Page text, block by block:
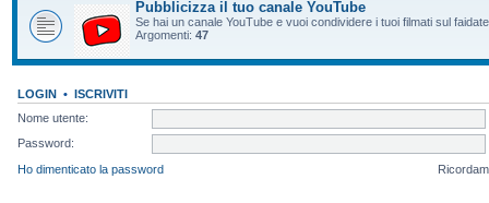
Pubblicizza il tuo canale YouTube
Se hai un canale YouTube e vuoi condividere i tuoi filmati sul
Argomenti: 47
LOGIN • ISCRIVITI
Nome utente:
Password:
Ho dimenticato la password